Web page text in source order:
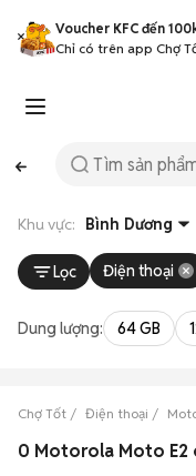
Voucher KFC đến
Chỉ có trên app Chợ
Khu vực: Bình Dương
Lọc Điện thoại
Dung lượng: 64 GB
Chợ Tốt Điện thoại
0 Motorola Moto E2